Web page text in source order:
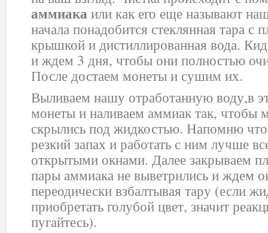
аммиака или как его еще называют
начала понадобится стеклянная тара с
крышкой и дистиллированная вода.
и ждем 3 дня, чтобы они полностью
После достаем монеты и сушим их.
Выливаем нашу отработанную воду,в
монеты и наливаем аммиак так, чтобы
скрылись под жидкостью. Напомню
резкий запах и работать с ним лучше
открытыми окнами. Далее закрываем
пары аммиака не выветрились и ждем
переодически взбалтывая тару (если
приобретать голубой цвет, значит
пугайтесь).